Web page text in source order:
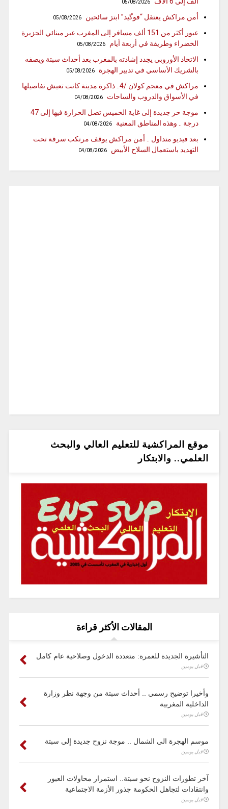
05/08/2026
أمن مراكش يعتقل “فوگيد” ابتز سائحين 05/08/2026
عبور أكثر من 151 ألف مسافر إلى المغرب عبر مينائي الجزيرة
الخضراء وطريفة في أربعة أيام
05/08/2026
الاتحاد الأوروبي يجدد إشادته بالمغرب بعد أحداث سبتة ويصفه
بالشريك الأساسي في تدبير الهجرة
05/08/2026
مراكش في معجم كولان /4.. ذاكرة مدينة كانت تعيش تفاصيلها
في الأسواق والدروب والساحات
04/08/2026
موجة حر جديدة إلى غاية الخميس تصل الحرارة فيها إلى 47
درجة .. وهذه المناطق المعنية
04/08/2026
بعد فيديو متداول .. أمن مراكش يوقف مرتكب سرقة تحت
التهديد باستعمال السلاح الأبيض
04/08/2026
موقع المراكشية للتعليم العالي والبحث
العلمي.. والابتكار
المقالات الأكثر قراءة
التأشيرة الجديدة للعمرة: متعددة الدخول وصلاحية عام كامل
قبل يومين
وأخيرا توضيح رسمي .. أحداث سبتة من وجهة نظر وزارة
الداخلية المغربية
قبل يومين
موسم الهجرة الى الشمال .. موجة نزوح جديدة إلى سبتة
قبل يومين
آخر تطورات النزوح نحو سبتة.. استمرار محاولات العبور
وانتقادات لتجاهل الحكومة جذور الأزمة الاجتماعية
قبل يومين